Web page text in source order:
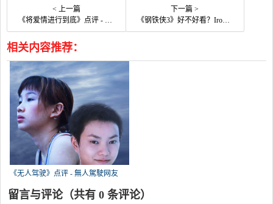
< 上一篇
《将爱情进行到底》点评 - Eternal Moment网友评价
下一篇 >
《钢铁侠3》好不好看？Iron Man 3观众点评及剧本
相关内容推荐：
《无人驾驶》点评 - 無人駕駛网友
留言与评论（共有 0 条评论）